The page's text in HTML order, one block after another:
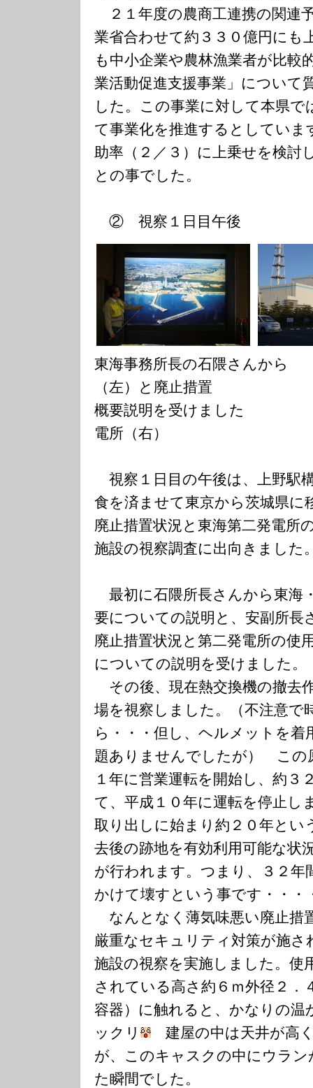
２１年度の農商工連携の関連
業省合わせて約３３０億円にも
も中小企業や農林漁業者が比較
業活動促進支援事業」について
した。この事業に対して本県で
て事業化を推進するとしていま
助率（２／３）に上乗せを検討
との事でした。
② 視察１日目午後
東海事務所長の石隈さんか
（左）と廃止措置
概要説明を受けまし
電所（右）
視察１日目の午後は、上野駅
食を済ませて東京から茨城県に
廃止措置状況と東海第二発電所
施設の視察調査に出向きました
最初に石隈所長さんから東海
要についての説明と、安副所長
廃止措置状況と第二発電所の使
についての説明を受けました。
その後、現在熱交換機の撤去
場を視察しました。（不注意で
ら・・・但し、ヘルメットを
題ありませんでしたが） この
１年に営業運転を開始し、約３
て、平成１０年に運転を停止し
取り出しに始まり約２０年とい
去後の跡地を有効利用可能な状
が行われます。つまり、３２年
かけて壊すという事です・・・
なんとなく薄気味悪い廃止措
厳重なセキュリティ対策が施さ
施設の視察を実施しました。使
されている高さ約６ｍ外径２．
容器）に触れると、かなりの温
ックリ
建屋の中は天井が高
が、このキャスクの中にウラ
た瞬間でした。